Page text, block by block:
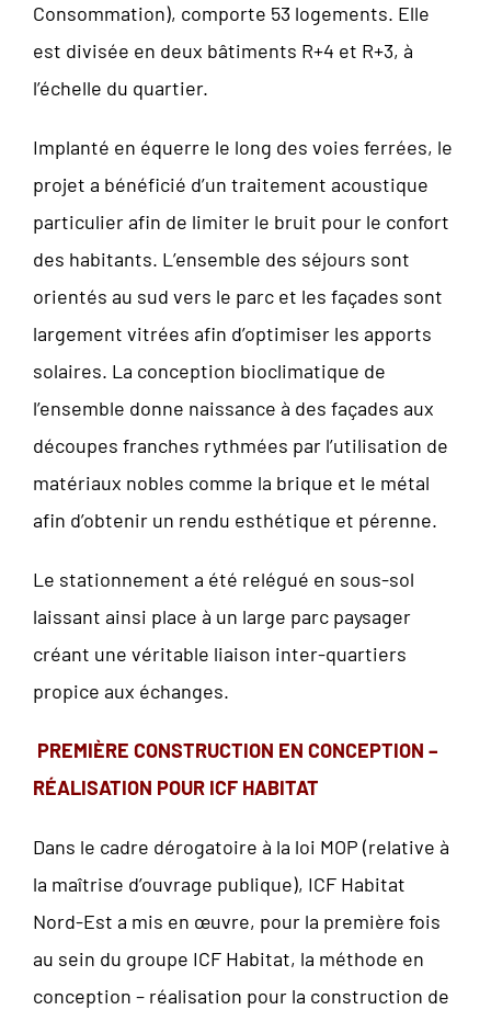
Consommation), comporte 53 logements. Elle
est divisée en deux bâtiments R+4 et R+3, à
l’échelle du quartier.
Implanté en équerre le long des voies ferrées, le
projet a bénéficié d’un traitement acoustique
particulier afin de limiter le bruit pour le confort
des habitants. L’ensemble des séjours sont
orientés au sud vers le parc et les façades sont
largement vitrées afin d’optimiser les apports
solaires. La conception bioclimatique de
l’ensemble donne naissance à des façades aux
découpes franches rythmées par l’utilisation de
matériaux nobles comme la brique et le métal
afin d’obtenir un rendu esthétique et pérenne.
Le stationnement a été relégué en sous-sol
laissant ainsi place à un large parc paysager
créant une véritable liaison inter-quartiers
propice aux échanges.
PREMIÈRE CONSTRUCTION EN CONCEPTION –
RÉALISATION POUR ICF HABITAT
Dans le cadre dérogatoire à la loi MOP (relative à
la maîtrise d’ouvrage publique), ICF Habitat
Nord-Est a mis en œuvre, pour la première fois
au sein du groupe ICF Habitat, la méthode en
conception – réalisation pour la construction de